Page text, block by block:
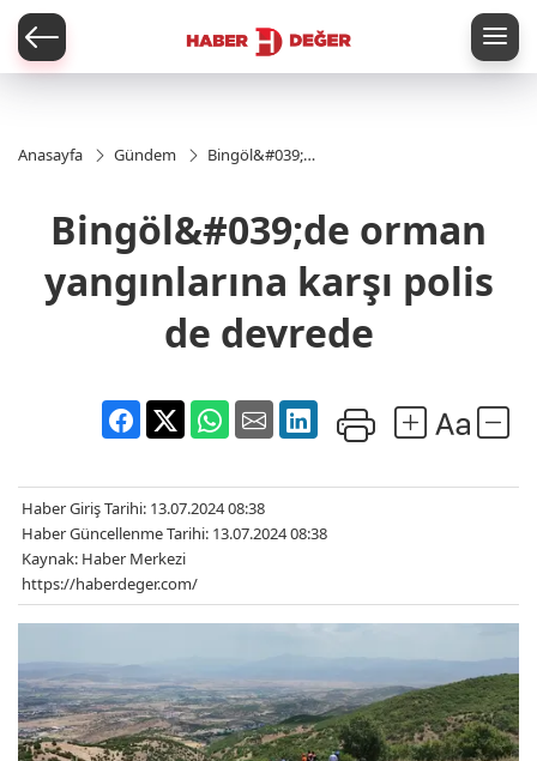
Anasayfa Gündem
Bingöl&#039;de
karşı polis de
devrede
Bingöl&#039;de orman
yangınlarına karşı polis
de devrede
Haber Giriş Tarihi: 13.07.2024 08:38
Haber Güncellenme Tarihi: 13.07.2024 08:38
Kaynak: Haber Merkezi
https://haberdeger.com/